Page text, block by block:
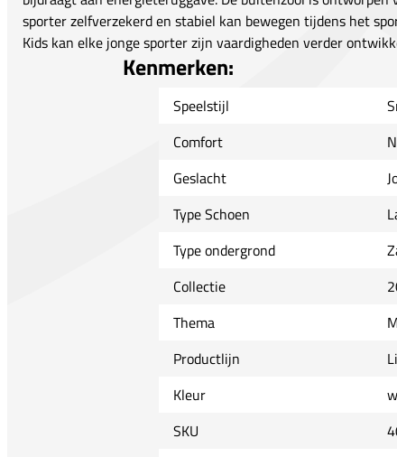
sporter zelfverzekerd en stabiel kan bewegen tijdens het
Kids kan elke jonge sporter zijn vaardigheden verder
Kenmerken:
Speelstijl
Comfort
Geslacht
Type Schoen
Type ondergrond
Collectie
Thema
Productlijn
Kleur
SKU